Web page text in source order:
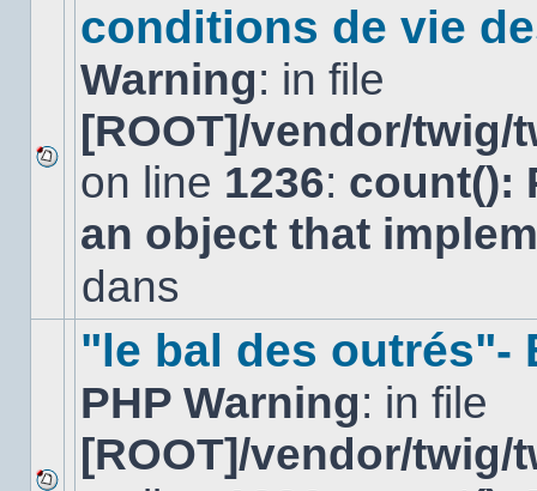
Aucun
nouveau
message
non-
dans
conditions de vie
Warning: in file
[ROOT]/vendor/
on line 1236: count():
an object that
dans
"le bal des outrés"-
PHP Warning: in file
[ROOT]/vendor/